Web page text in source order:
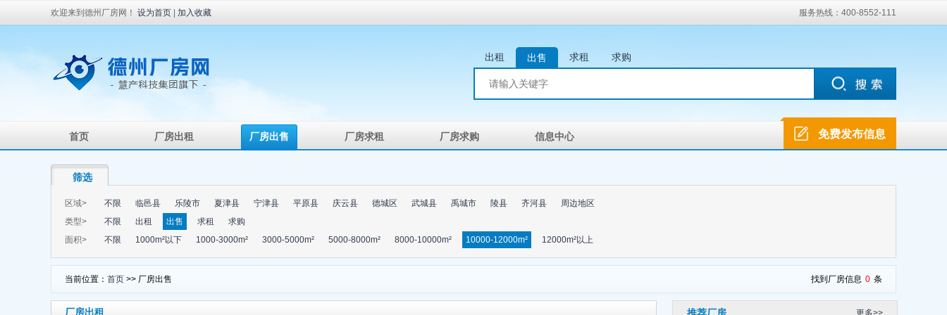
欢迎来到德州厂房网！ 设为首页 加入收藏 服务热线：400-8552-111
出租 出售 求租 求购
首页 厂房出租 厂房出售 厂房求租 厂房求购 信息中心 免费发布信息
筛选
区域> 不限 临邑县 乐陵市 夏津县 宁津县 平原县 庆云县 德城区 武城县 禹城市 陵县 齐河县
周边地区
类型>
不限 出租 出售 求租
求购
面积>
不限 1000m²以下 1000-3000m² 3000-5000m² 5000-8000m² 8000-10000m² 10000-12000m² 12000m²以上
当前位置： 首页 >> 厂房出售 找到厂房信息 0 条
厂房出租 更多>>